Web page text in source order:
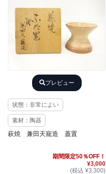
プレビュー
状態：非常によい
素材：陶器
萩焼 兼田天寵造 蓋置
期間限定50％OFF！
¥3,000
(税込 ¥3,300)